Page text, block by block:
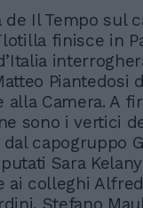
de Il Tempo sul
finisce in
Piantedosi
alla Camera. A
sono i vertici
capogruppo
Sara
ai colleghi